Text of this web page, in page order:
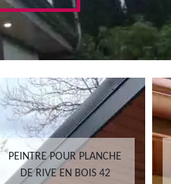
PEINTRE POUR PLANCHE
DE RIVE EN BOIS 42